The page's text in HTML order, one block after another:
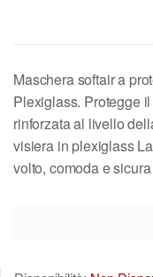
Maschera softair a
Plexiglass. Protegge
rinforzata al livello
visiera in plexiglass
volto, comoda e